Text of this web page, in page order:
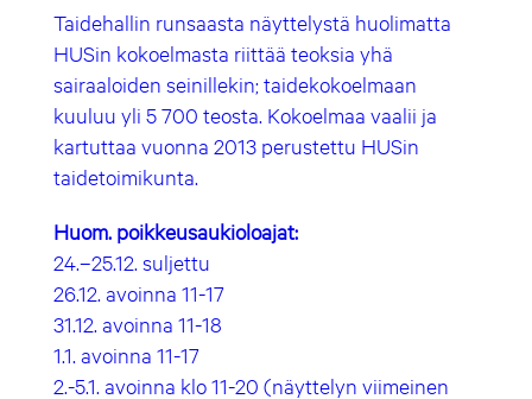
Taidehallin runsaasta näyttelystä huolimatta
HUSin kokoelmasta riittää teoksia yhä
sairaaloiden seinillekin; taidekokoelmaan
kuuluu yli 5 700 teosta. Kokoelmaa vaalii ja
kartuttaa vuonna 2013 perustettu HUSin
taidetoimikunta.
Huom. poikkeusaukioloajat:
24.–25.12. suljettu
26.12. avoinna 11-17
31.12. avoinna 11-18
1.1. avoinna 11-17
2.-5.1. avoinna klo 11-20 (näyttelyn viimeinen